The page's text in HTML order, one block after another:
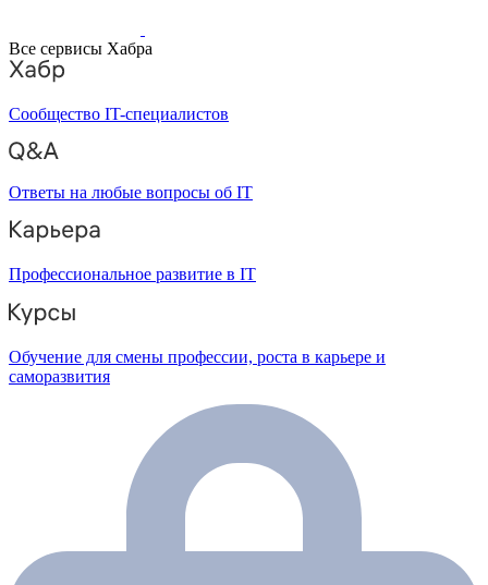
Все сервисы Хабра
Сообщество IT-специалистов
Ответы на любые вопросы об IT
Профессиональное развитие в IT
Обучение для смены профессии, роста в карьере и
саморазвития